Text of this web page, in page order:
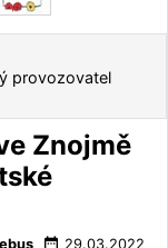
provozovatel
Znojmě
date_range 29.03.2022